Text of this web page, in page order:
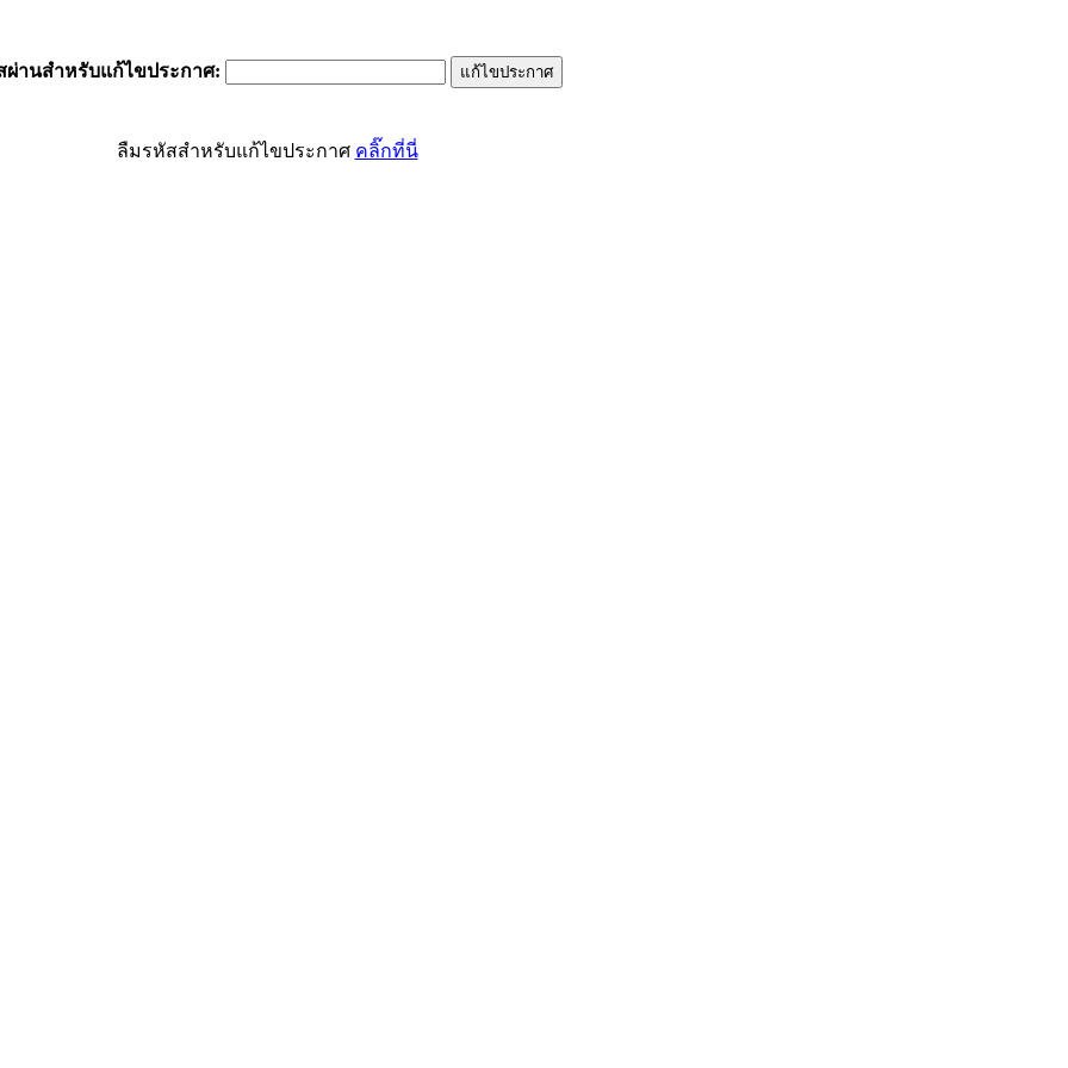
ผ่านสำหรับแก้ไขประกาศ:
ลืมรหัสสำหรับแก้ไขประกาศ คลิ๊กที่นี่